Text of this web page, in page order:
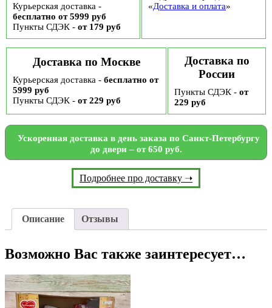
Курьерская доставка -
бесплатно от 5999 руб
Пункты СДЭК - от 179 руб
«Доставка и оплата»
Доставка по Москве
Курьерская доставка - бесплатно от
5999 руб
Пункты СДЭК - от 229 руб
Доставка по
России
Пункты СДЭК - от
229 руб
Ускоренная доставка в день заказа по Санкт-Петербургу
до двери – от 650 руб.
Подробнее про доставку ➝
Описание Отзывы
Возможно Вас также заинтересует…